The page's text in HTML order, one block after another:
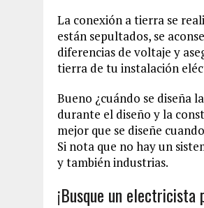
La conexión a tierra se
están sepultados, se
diferencias de voltaje y
tierra de tu instalación
Bueno ¿cuándo se diseña
durante el diseño y la
mejor que se diseñe
Si nota que no hay un
y también industrias.
¡Busque un